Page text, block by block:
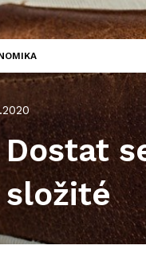
Dostat
složité